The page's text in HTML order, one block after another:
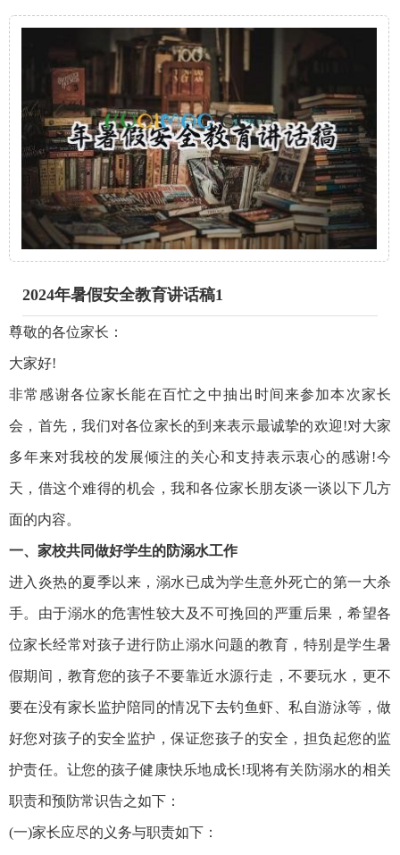
2024年暑假安全教育讲话稿1
尊敬的各位家长：
大家好!
非常感谢各位家长能在百忙之中抽出时间来参加本次家长
会，首先，我们对各位家长的到来表示最诚挚的欢迎!对大家
多年来对我校的发展倾注的关心和支持表示衷心的感谢!今
天，借这个难得的机会，我和各位家长朋友谈一谈以下几方
面的内容。
一、家校共同做好学生的防溺水工作
进入炎热的夏季以来，溺水已成为学生意外死亡的第一大杀
手。由于溺水的危害性较大及不可挽回的严重后果，希望各
位家长经常对孩子进行防止溺水问题的教育，特别是学生暑
假期间，教育您的孩子不要靠近水源行走，不要玩水，更不
要在没有家长监护陪同的情况下去钓鱼虾、私自游泳等，做
好您对孩子的安全监护，保证您孩子的安全，担负起您的监
护责任。让您的孩子健康快乐地成长!现将有关防溺水的相关
职责和预防常识告之如下：
(一)家长应尽的义务与职责如下：